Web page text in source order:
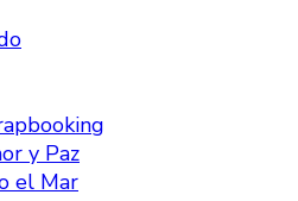
y Paz
el Mar